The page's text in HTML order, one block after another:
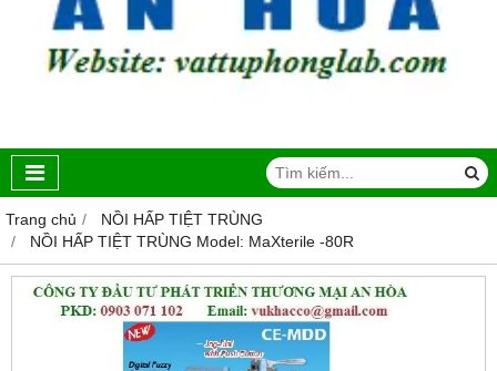
Trang chủ
NỒI HẤP TIỆT TRÙNG
NỒI HẤP TIỆT TRÙNG Model: MaXterile -80R